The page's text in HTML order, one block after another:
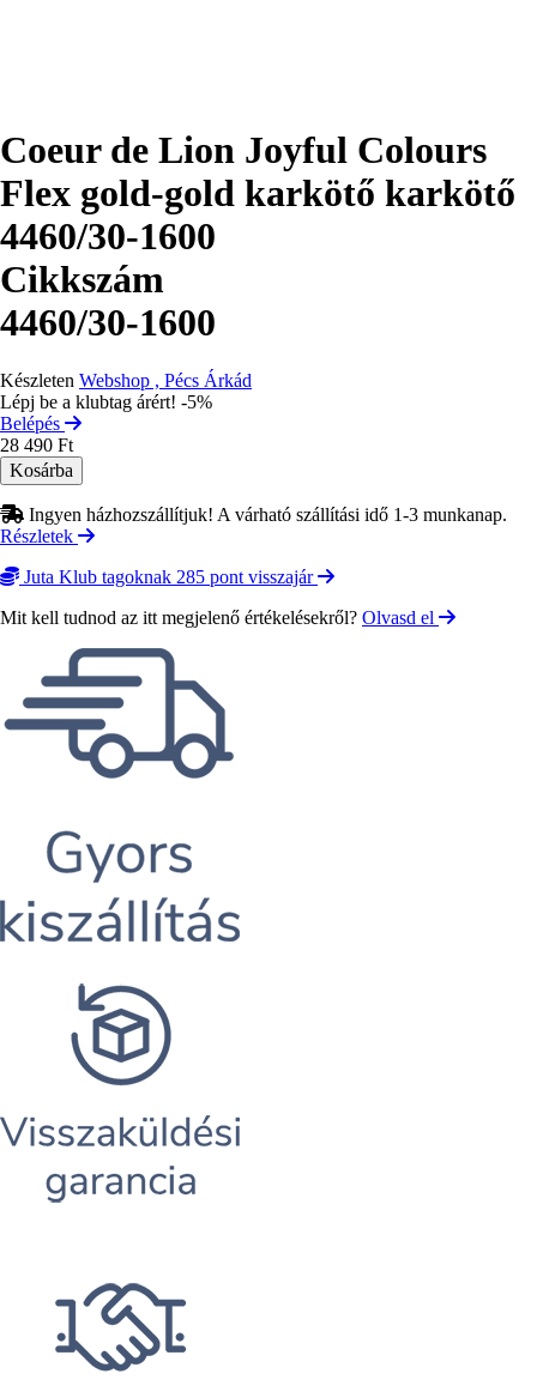
Coeur de Lion Joyful Colours
Flex gold-gold karkötő karkötő
4460/30-1600
Cikkszám
4460/30-1600
Készleten Webshop , Pécs Árkád
Lépj be a klubtag árért! -5%
Belépés
28 490 Ft
Ingyen házhozszállítjuk! A várható szállítási idő 1-3 munkanap.
Részletek
Juta Klub tagoknak 285 pont visszajár
Mit kell tudnod az itt megjelenő értékelésekről? Olvasd el